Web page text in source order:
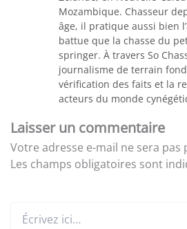
Mozambique. Chasseur
âge, il pratique aussi bien
battue que la chasse du
springer. À travers So
journalisme de terrain
vérification des faits et la
acteurs du monde
Laisser un commentaire
Votre adresse e-mail ne sera pas
Les champs obligatoires sont
ici…